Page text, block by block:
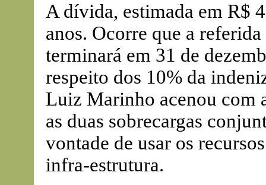
A dívida, estimada em R$
anos. Ocorre que a
terminará em 31 de
respeito dos 10% da
Luiz Marinho acenou com
as duas sobrecargas
vontade de usar os
infra-estrutura.